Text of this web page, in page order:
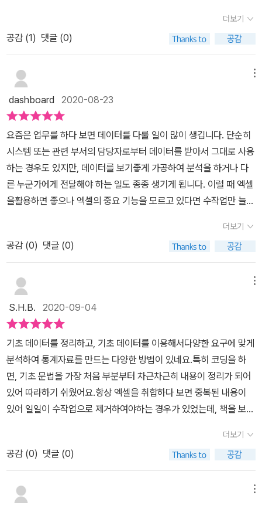
수 있게 해준 책이다. '데이터 분석'은 용어가 어렵기도 하거니와 개인
에게 있어 딱히 와 닿는 분야는 아니다. 게다가 엑셀데이터분석이라
니... 하지만 책의 내용을 꼼꼼히 살펴보니, 평소에 궁금했던 메뉴와
기능들이 서술되어 있어서 집중해서 보게 되었고, 바로 그런 것들이
니었구나~하는 생각이 드는 순간이기도 했다. ​책 내용에서 도움이 많
이 되었던 것은 단축키와 데이터베이스의 기본 구조를 이해할 수 있
었던 것이다. 이외에도 피벗테이블을 활용하여 자료를 보기 편하게
가공하는 방법이 좋았고, 매크로를 이용하여 부가세 자료를 만드는
방법은 일상에서 누구나 요긴하게 사용할 수 있는 것들이었다. 또한
주문 내역을 한 번에 조회할 수 있게 양식을 만들거나 차트를 다양하
게 활용하는 방법은 향후 온라인샵을 계획 중인 나에게 중요한 역할
더보기
공감 (1) 댓글 (0)
dashboard 2020-08-23
요즘은 업무를 하다 보면 데이터를 다룰 일이 많이 생깁니다. 단순히
시스템 또는 관련 부서의 담당자로부터 데이터를 받아서 그대로 사용
하는 경우도 있지만, 데이터를 보기좋게 가공하여 분석을 하거나 다
른 누군가에게 전달해야 하는 일도 종종 생기게 됩니다. 이럴 때 엑셀
을활용하면 좋으나 엑셀의 중요 기능을 모르고 있다면 수작업만 늘어
'직장인을 위한 실무 데이터 분석 with 엑셀'은 엑셀 기능 활용부터
데이터분석 및 가공하는 방법까지모든 것을 해결해주는 책입니다. 완
전 입문자를 위한 책은 아니기 때문에 엑셀의 행/렬 구조, 상세한 메
뉴 소개, 절대참조/상태 참조 등의 내용은 없습니다. 대신 데이터 리
으로 실제 데이터를 분석하는데 활용하는 것에 중점을 두고 있습니
다.PART 01은 엑셀 기능 활용에 대한 설명을 하고 있습니다. 단축
키, 표시형식, 기본구조, 셀 병합, 입력 방법, 빈행/열 제거, 데이터 분
리,데이터 통합 그리고 저장형식의 세부 파트로 나눠져 있으며 이런
항목들에 대해 실무 관점에서 설명해주고 있습니다. 예를 들어 제목
을 한 행으로 입력해야 하는 이유, 셀 병합을 하지말아야 하는 경우 등
을 예로 들면서 입력 방법, 단축키, 필요한함수 사용 방법을 알려주고
있습니다. 따로 페이지를 할애하여 해당 함수만 설명하는 방식이 아
닌 주어진예를 따라하며 해당 기능이 필요한 이유와 사용 방법을 자
습니다.PART 02는 앞서 데이터를 정리하는 방법을 바탕으로 분석
더보기
공감 (0) 댓글 (0)
S.H.B. 2020-09-04
기초 데이터를 정리하고, 기초 데이터를 이용해서다양한 요구에 맞게
분석하여 통계자료를 만드는 다양한 방법이 있네요.특히 코딩을 하
면, 기초 문법을 가장 처음 부분부터 차근차근히 내용이 정리가 되어
있어 따라하기 쉬웠어요.항상 엑셀을 취합하다 보면 중복된 내용이
있어 일일이 수작업으로 제거하여야하는 경우가 있었는데, 책을 보니
로 작업을 많이 하는데 엑기스만 들어있어 유용하구 큰도움이 되어
쓰신분들께 감사하다고 말하고 싶네요.
더보기
공감 (0) 댓글 (0)